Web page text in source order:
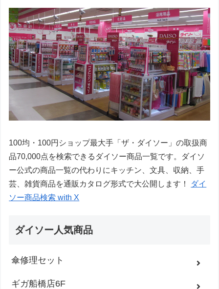
100均・100円ショップ最大手「ザ・ダイソー」の取扱商
品70,000点を検索できるダイソー商品一覧です。ダイソ
ー公式の商品一覧の代わりにキッチン、文具、収納、手
芸、雑貨商品を通販カタログ形式で大公開します！
ダイ
ソー商品検索 with X
ダイソー人気商品
傘修理セット
ギガ船橋店6F